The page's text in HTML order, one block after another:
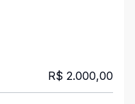
R$ 2.000,00